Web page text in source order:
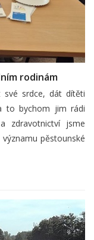
rodinám
své srdce, dát dítěti
to bychom jim rádi
zdravotnictví jsme
pěstounské